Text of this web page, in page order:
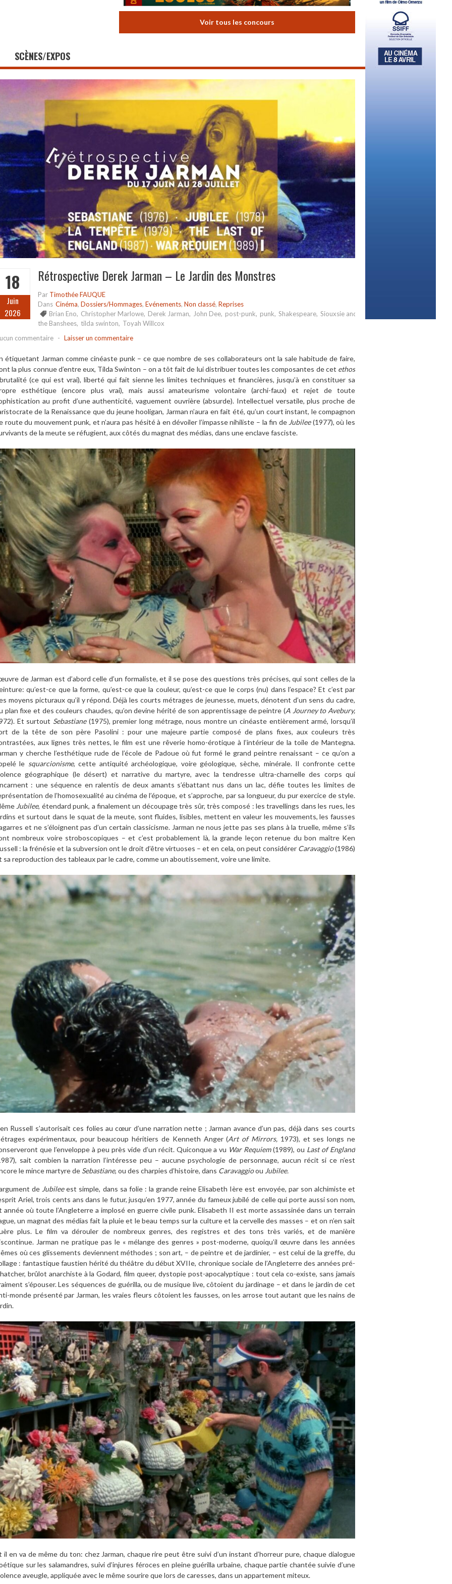
Voir tous les concours
SCÈNES/EXPOS
18
Juin
2026
Rétrospective Derek Jarman – Le Jardin des Monstres
Par Timothée FAUQUE
Dans Cinéma, Dossiers/Hommages, Evénements, Non classé, Reprises
Brian Eno, Christopher Marlowe, Derek Jarman, John Dee, post-punk, punk, Shakespeare, Siouxsie and
the Banshees, tilda swinton, Toyah Willcox
commentaire - Laisser un commentaire
étiquetant Jarman comme cinéaste punk – ce que nombre de ses collaborateurs ont la sale habitude de faire,
la plus connue d’entre eux, Tilda Swinton – on a tôt fait de lui distribuer toutes les composantes de cet ethos
(ce qui est vrai), liberté qui fait sienne les limites techniques et financières, jusqu’à en constituer sa
esthétique (encore plus vrai), mais aussi amateurisme volontaire (archi-faux) et rejet de toute
au profit d’une authenticité, vaguement ouvrière (absurde). Intellectuel versatile, plus proche de
de la Renaissance que du jeune hooligan, Jarman n’aura en fait été, qu’un court instant, le compagnon
route du mouvement punk, et n’aura pas hésité à en dévoiler l’impasse nihiliste – la fin de Jubilee(1977), où les
de la meute se réfugient, aux côtés du magnat des médias, dans une enclave fasciste.
de Jarman est d’abord celle d’un formaliste, et il se pose des questions très précises, qui sont celles de la
qu’est-ce que la forme, qu’est-ce que la couleur, qu’est-ce que le corps (nu) dans l’espace? Et c’est par
moyens picturaux qu’il y répond. Déjà les courts métrages de jeunesse, muets, dénotent d’un sens du cadre,
plan fixe et des couleurs chaudes, qu’on devine hérité de son apprentissage de peintre (A Journey to Avebury,
Et surtout Sebastiane (1975), premier long métrage, nous montre un cinéaste entièrement armé, lorsqu’il
de la tête de son père Pasolini : pour une majeure partie composé de plans fixes, aux couleurs très
aux lignes très nettes, le film est une rêverie homo-érotique à l’intérieur de la toile de Mantegna.
y cherche l’esthétique rude de l’école de Padoue où fut formé le grand peintre renaissant – ce qu’on a
le squarcionisme, cette antiquité archéologique, voire géologique, sèche, minérale. Il confronte cette
géographique (le désert) et narrative du martyre, avec la tendresse ultra-charnelle des corps qui
: une séquence en ralentis de deux amants s’ébattant nus dans un lac, défie toutes les limites de
de l’homosexualité au cinéma de l’époque, et s’approche, par sa longueur, du pur exercice de style.
Jubilee, étendard punk, a finalement un découpage très sûr, très composé : les travellings dans les rues, les
et surtout dans le squat de la meute, sont fluides, lisibles, mettent en valeur les mouvements, les fausses
et ne s’éloignent pas d’un certain classicisme. Jarman ne nous jette pas ses plans à la truelle, même s’ils
nombreux voire stroboscopiques – et c’est probablement là, la grande leçon retenue du bon maître Ken
: la frénésie et la subversion ont le droit d’être virtuoses – et en cela, on peut considérer Caravaggio(1986)
sa reproduction des tableaux par le cadre, comme un aboutissement, voire une limite.
Russell s’autorisait ces folies au cœur d’une narration nette ; Jarman avance d’un pas, déjà dans ses courts
expérimentaux, pour beaucoup héritiers de Kenneth Anger (Art of Mirrors, 1973), et ses longs ne
que l’enveloppe à peu près vide d’un récit. Quiconque a vu War Requiem(1989), ou Last of England
sait combien la narration l’intéresse peu – aucune psychologie de personnage, aucun récit si ce n’est
le mince martyre de Sebastiane, ou des charpies d’histoire, dans Caravaggioou Jubilee.
de Jubileeest simple, dans sa folie : la grande reine Elisabeth Ière est envoyée, par son alchimiste et
Ariel, trois cents ans dans le futur, jusqu’en 1977, année du fameux jubilé de celle qui porte aussi son nom,
année où toute l’Angleterre a implosé en guerre civile punk. Elisabeth II est morte assassinée dans un terrain
un magnat des médias fait la pluie et le beau temps sur la culture et la cervelle des masses – et on n’en sait
plus. Le film va dérouler de nombreux genres, des registres et des tons très variés, et de manière
Jarman ne pratique pas le « mélange des genres » post-moderne, quoiqu’il œuvre dans les années
où ces glissements deviennent méthodes ; son art, – de peintre et de jardinier, – est celui de la greffe, du
: fantastique faustien hérité du théâtre du début XVIIe, chronique sociale de l’Angleterre des années pré-
brûlot anarchiste à la Godard, film queer, dystopie post-apocalyptique : tout cela co-existe, sans jamais
s’épouser. Les séquences de guérilla, ou de musique live, côtoient du jardinage – et dans le jardin de cet
monde présenté par Jarman, les vraies fleurs côtoient les fausses, on les arrose tout autant que les nains de
il en va de même du ton: chez Jarman, chaque rire peut être suivi d’un instant d’horreur pure, chaque dialogue
sur les salamandres, suivi d’injures féroces en pleine guérilla urbaine, chaque partie chantée suivie d’une
aveugle, appliquée avec le même sourire que lors de caresses, dans un appartement miteux.